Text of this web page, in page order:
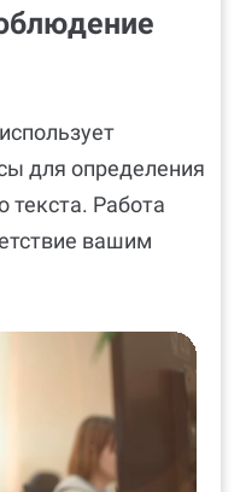
для определения
текста. Работа
вашим